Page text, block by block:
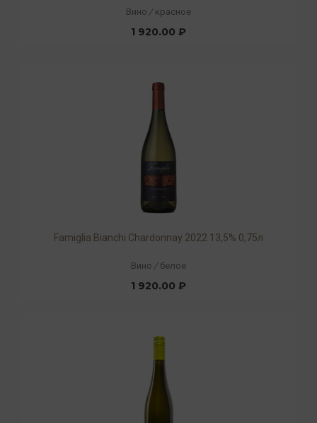
Вино / красное
1 920.00 ₽
Famiglia Bianchi Chardonnay 2022 13,5% 0,75л
Вино / белое
1 920.00 ₽